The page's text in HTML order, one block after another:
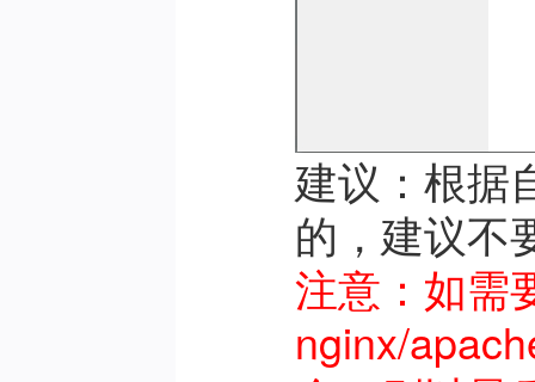
建议：根据
的，建议不
注意：如需
nginx/